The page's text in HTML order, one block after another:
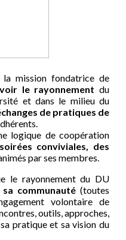
mission fondatrice de
le rayonnement du
et dans le milieu du
de pratiques de
logique de coopération
conviviales, des
par ses membres.
le rayonnement du DU
communauté (toutes
volontaire de
outils, approches,
sa pratique et sa vision du